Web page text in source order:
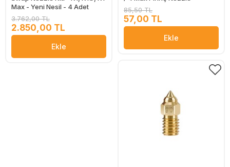
Max - Yeni Nesil - 4 Adet
3.762,00 TL
2.850,00 TL
Ekle
85,50 TL
57,00 TL
Ekle